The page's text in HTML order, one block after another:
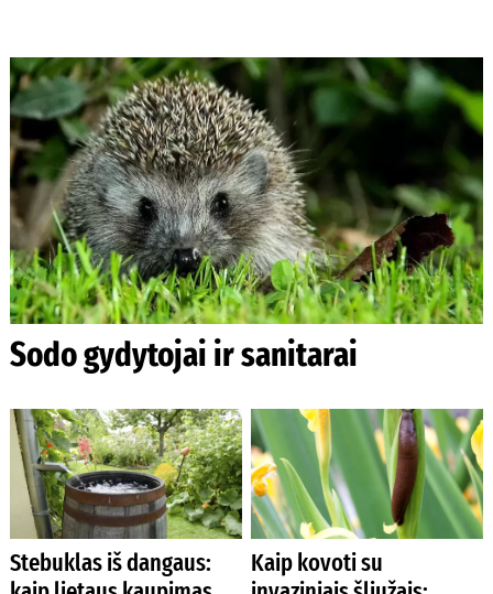
Sodo gydytojai ir sanitarai
Stebuklas iš dangaus:
Kaip kovoti su